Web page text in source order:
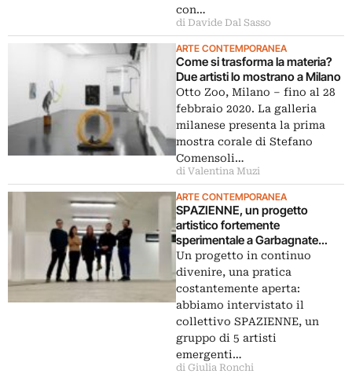
con…
di Davide Dal Sasso
ARTE CONTEMPORANEA
Come si trasforma la materia?
Due artisti lo mostrano a Milano
Otto Zoo, Milano – fino al 28
febbraio 2020. La galleria
milanese presenta la prima
mostra corale di Stefano
Comensoli…
di Valentina Muzi
ARTE CONTEMPORANEA
SPAZIENNE, un progetto
artistico fortemente
sperimentale a Garbagnate
Milanese
Un progetto in continuo
divenire, una pratica
costantemente aperta:
abbiamo intervistato il
collettivo SPAZIENNE, un
gruppo di 5 artisti
emergenti…
di Giulia Ronchi